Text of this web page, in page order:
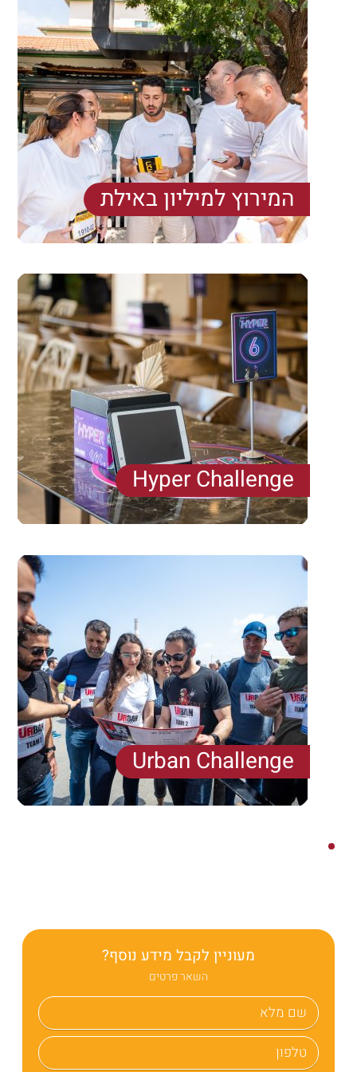
המירוץ למיליון באילת
משחק משימות, אתגר והפתעות ברחבי העיר אילת
וסביבותיה.
Hyper Challenge
משחק משימות אינטראקטיבי וחדשני בין שולחנות.
Urban Challenge
משחק המשימות הנמכר ביותר בעולם!
הרפתקה אורבנית ההופכת כל עיר למגרש משחקים ענק.
מעוניין לקבל מידע נוסף?
השאר פרטים